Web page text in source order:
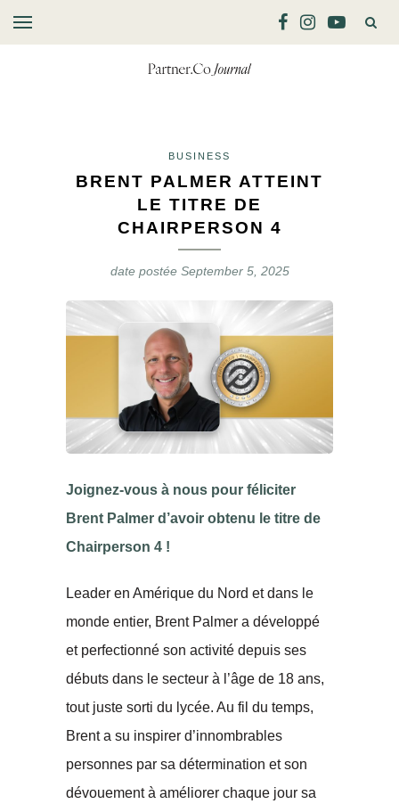
BUSINESS
BRENT PALMER ATTEINT
LE TITRE DE
CHAIRPERSON 4
date postée September 5, 2025
Joignez-vous à nous pour féliciter
Brent Palmer d’avoir obtenu le titre de
Chairperson 4 !
Leader en Amérique du Nord et dans le
monde entier, Brent Palmer a développé
et perfectionné son activité depuis ses
débuts dans le secteur à l’âge de 18 ans,
tout juste sorti du lycée. Au fil du temps,
Brent a su inspirer d’innombrables
personnes par sa détermination et son
dévouement à améliorer chaque jour sa